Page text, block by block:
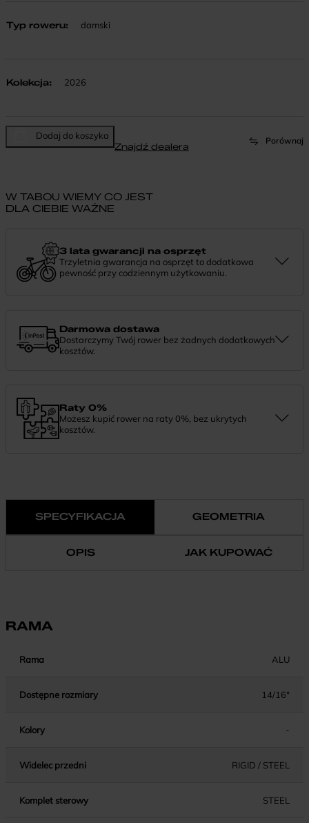
Typ roweru: damski
Kolekcja: 2026
Dodaj do koszyka Porównaj
Znajdź dealera
W TABOU WIEMY CO JEST
DLA CIEBIE WAŻNE
3 lata gwarancji na osprzęt
Trzyletnia gwarancja na osprzęt to dodatkowa
pewność przy codziennym użytkowaniu.
Darmowa dostawa
Dostarczymy Twój rower bez żadnych dodatkowych
kosztów.
Raty 0%
Możesz kupić rower na raty 0%, bez ukrytych
kosztów.
SPECYFIKACJA GEOMETRIA
OPIS JAK KUPOWAĆ
RAMA
Rama ALU
Dostępne rozmiary 14/16"
Kolory -
Widelec przedni RIGID / STEEL
Komplet sterowy STEEL